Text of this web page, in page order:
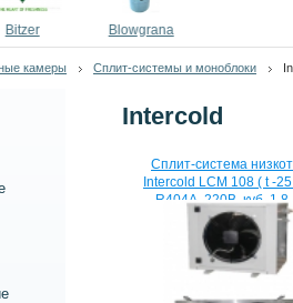
Bitzer Blowgrana
камеры Сплит-системы и моноблоки
Intercold
Сплит-система
Intercold LCM 108 ( t -
R404A, 220В, куб.